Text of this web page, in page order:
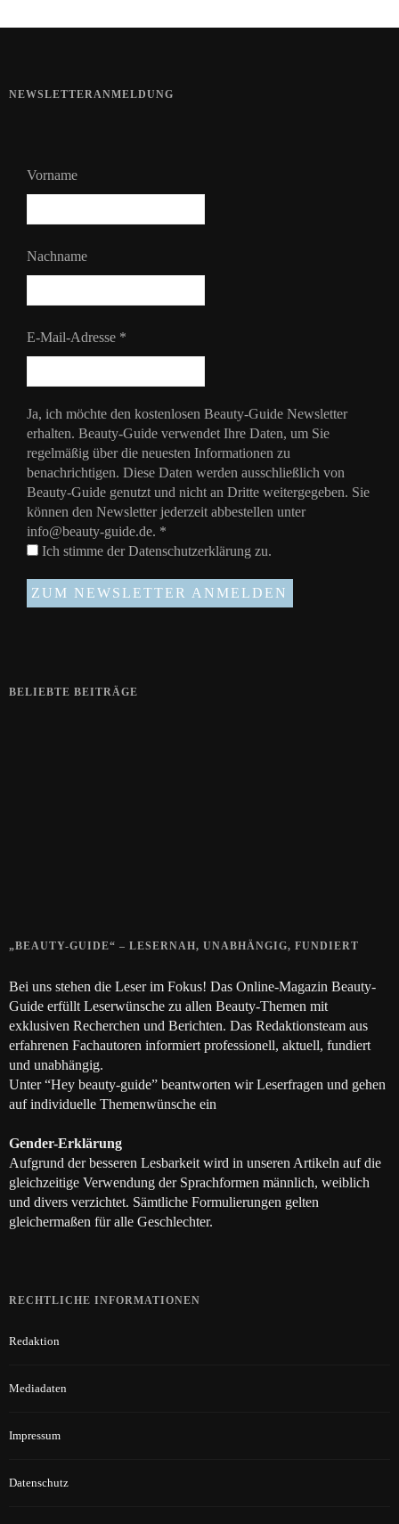
NEWSLETTERANMELDUNG
Vorname
Nachname
E-Mail-Adresse *
Ja, ich möchte den kostenlosen Beauty-Guide Newsletter
erhalten. Beauty-Guide verwendet Ihre Daten, um Sie
regelmäßig über die neuesten Informationen zu
benachrichtigen. Diese Daten werden ausschließlich von
Beauty-Guide genutzt und nicht an Dritte weitergegeben. Sie
können den Newsletter jederzeit abbestellen unter
info@beauty-guide.de. *
Ich stimme derDatenschutzerklärung zu.
BELIEBTE BEITRÄGE
„BEAUTY-GUIDE“ – LESERNAH, UNABHÄNGIG, FUNDIERT
Bei uns stehen die Leser im Fokus! Das Online-Magazin Beauty-
Guide erfüllt Leserwünsche zu allen Beauty-Themen mit
exklusiven Recherchen und Berichten. Das Redaktionsteam aus
erfahrenen Fachautoren informiert professionell, aktuell, fundiert
und unabhängig.
Unter “Hey beauty-guide” beantworten wir Leserfragen und gehen
auf individuelle Themenwünsche ein
Gender-Erklärung
Aufgrund der besseren Lesbarkeit wird in unseren Artikeln auf die
gleichzeitige Verwendung der Sprachformen männlich, weiblich
und divers verzichtet. Sämtliche Formulierungen gelten
gleichermaßen für alle Geschlechter.
RECHTLICHE INFORMATIONEN
Redaktion
Mediadaten
Impressum
Datenschutz